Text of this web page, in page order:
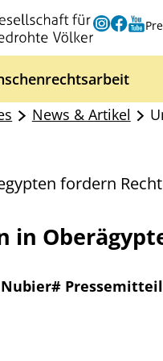
News & Artikel
fordern
in
#